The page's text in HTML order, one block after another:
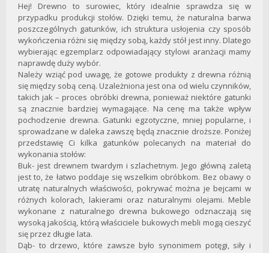
Hej! Drewno to surowiec, który idealnie sprawdza się w
przypadku produkcji stołów. Dzięki temu, że naturalna barwa
poszczególnych gatunków, ich struktura usłojenia czy sposób
wykończenia różni się między sobą, każdy stół jest inny. Dlatego
wybierając egzemplarz odpowiadający stylowi aranżacji mamy
naprawdę duży wybór.
Należy wziąć pod uwagę, że gotowe produkty z drewna różnią
się między sobą ceną. Uzależniona jest ona od wielu czynników,
takich jak – proces obróbki drewna, ponieważ niektóre gatunki
są znacznie bardziej wymagające. Na cenę ma także wpływ
pochodzenie drewna. Gatunki egzotyczne, mniej popularne, i
sprowadzane w daleka zawszę będą znacznie droższe. Poniżej
przedstawię Ci kilka gatunków polecanych na materiał do
wykonania stołów:
Buk- jest drewnem twardym i szlachetnym. Jego główną zaletą
jest to, że łatwo poddaje się wszelkim obróbkom. Bez obawy o
utratę naturalnych właściwości, pokrywać można je bejcami w
różnych kolorach, lakierami oraz naturalnymi olejami. Meble
wykonane z naturalnego drewna bukowego odznaczają się
wysoką jakością, którą właściciele bukowych mebli mogą cieszyć
się przez długie lata.
Dąb- to drzewo, które zawsze było synonimem potęgi, siły i